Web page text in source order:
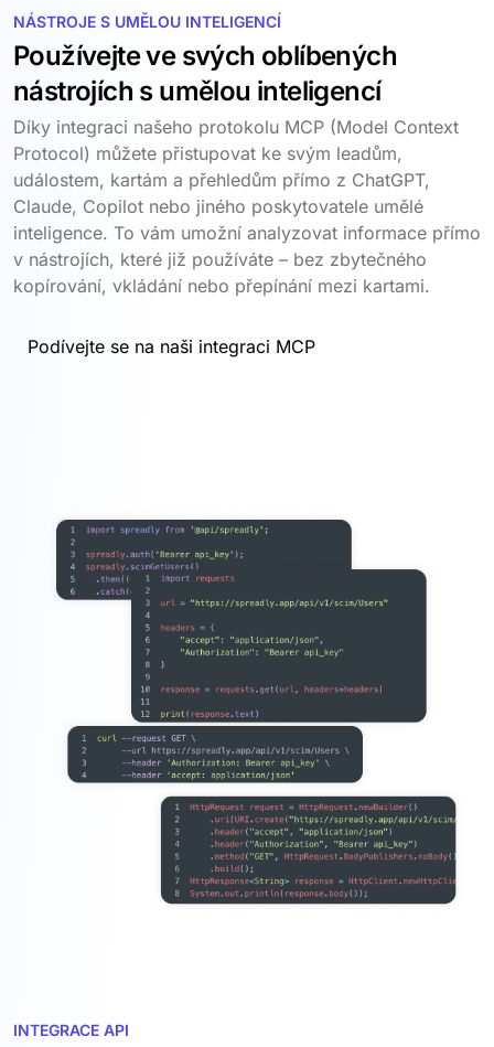
NÁSTROJE S UMĚLOU INTELIGENCÍ
Používejte ve svých oblíbených
nástrojích s umělou inteligencí
Díky integraci našeho protokolu MCP (Model Context
Protocol) můžete přistupovat ke svým leadům,
událostem, kartám a přehledům přímo z ChatGPT,
Claude, Copilot nebo jiného poskytovatele umělé
inteligence. To vám umožní analyzovat informace přímo
v nástrojích, které již používáte – bez zbytečného
kopírování, vkládání nebo přepínání mezi kartami.
Podívejte se na naši integraci MCP
INTEGRACE API